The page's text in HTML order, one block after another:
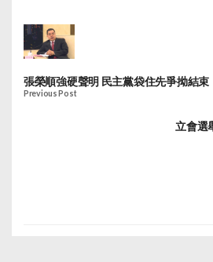
張榮順強硬聲明 民主黨袋住先爭拗結束
Previous Post
立會選